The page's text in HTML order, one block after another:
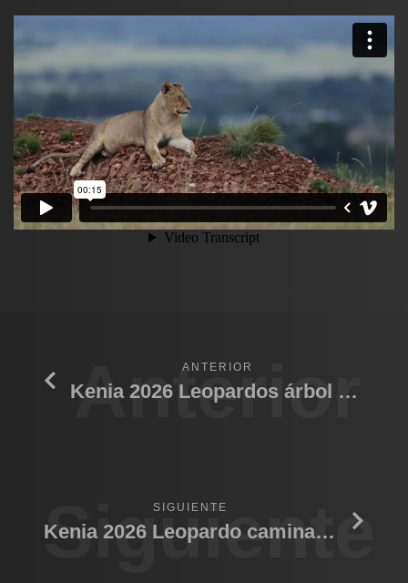
Anterior
ANTERIOR
Kenia 2026 Leopardos árbol comiendo
Siguiente
SIGUIENTE
Kenia 2026 Leopardo caminando